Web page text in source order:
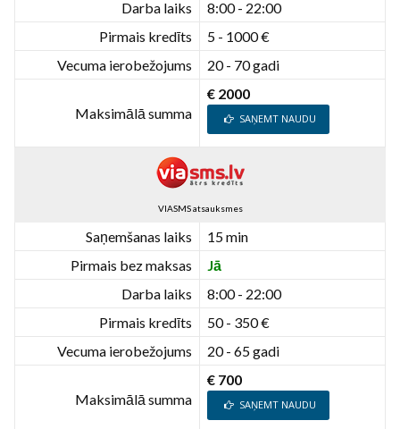
Darba laiks
8:00 - 22:00
Pirmais kredīts
5 - 1000 €
Vecuma ierobežojums
20 - 70 gadi
Maksimālā summa
€ 2000
SAŅEMT NAUDU
VIASMS atsauksmes
Saņemšanas laiks
15 min
Pirmais bez maksas
Jā
Darba laiks
8:00 - 22:00
Pirmais kredīts
50 - 350 €
Vecuma ierobežojums
20 - 65 gadi
Maksimālā summa
€ 700
SAŅEMT NAUDU